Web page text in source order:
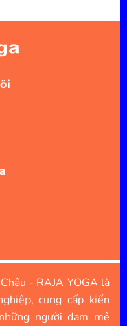
- RAJA YOGA là
cung cấp kiến
người đam mê